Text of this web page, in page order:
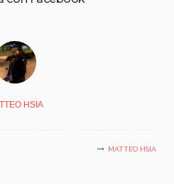
HSIA
MATTEO HSIA